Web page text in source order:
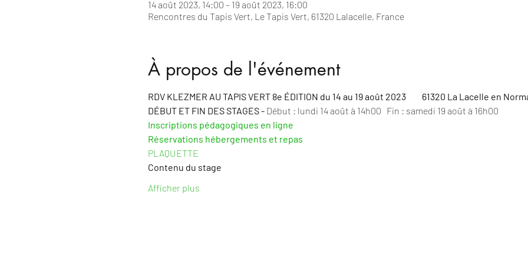
14 août 2023, 14:00 – 19 août 2023, 16:00
Rencontres du Tapis Vert, Le Tapis Vert, 61320 Lalacelle, France
À propos de l'événement
RDV KLEZMER AU TAPIS VERT 8e ÉDITION du 14 au 19 août 2023         61320 La Lacelle en
DÉBUT ET FIN DES STAGES- Début : lundi 14 août à 14h00   Fin : samedi 19 août à 16h00
Inscriptions pédagogiques en ligne
Réservations hébergements et repas
PLAQUETTE
Contenu du stage
Afficher plus